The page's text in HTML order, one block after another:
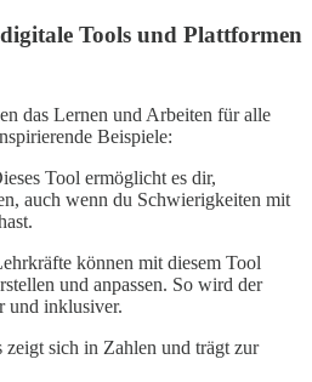
Tools und Plattformen
das Lernen und Arbeiten für alle
Beispiele:
Tool ermöglicht es dir,
auch wenn du Schwierigkeiten mit
können mit diesem Tool
und anpassen. So wird der
und inklusiver.
sich in Zahlen und trägt zur